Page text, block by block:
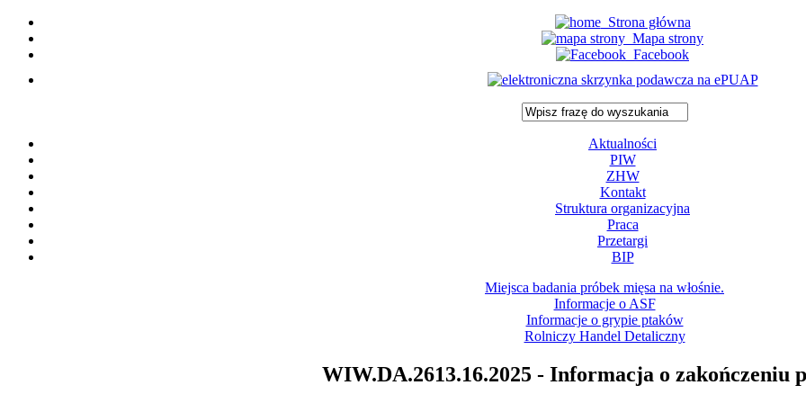
Strona główna
Mapa strony
Facebook
Aktualności
PIW
ZHW
Kontakt
Struktura organizacyjna
Praca
Przetargi
BIP
Miejsca badania próbek mięsa na włośnie.
Informacje o ASF
Informacje o grypie ptaków
Rolniczy Handel Detaliczny
WIW.DA.2613.16.2025 - Informacja o zakończeniu